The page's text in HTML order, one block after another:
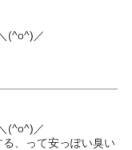
(^o^)／
(^o^)／
、って安っぽい臭い